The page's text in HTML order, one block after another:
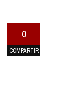
0
COMPARTIR